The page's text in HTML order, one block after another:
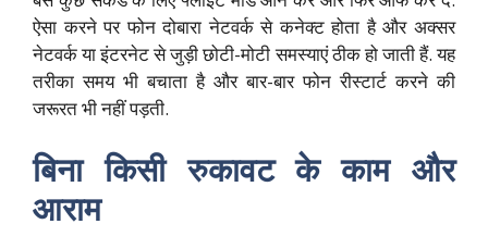
ऐसा करने पर फोन दोबारा नेटवर्क से कनेक्ट होता है और अक्सर
नेटवर्क या इंटरनेट से जुड़ी छोटी-मोटी समस्याएं ठीक हो जाती हैं. यह
तरीका समय भी बचाता है और बार-बार फोन रीस्टार्ट करने की
जरूरत भी नहीं पड़ती.
बिना किसी रुकावट के काम और
आराम